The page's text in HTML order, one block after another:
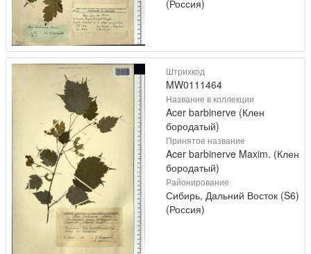
(Россия)
Штрихкод
MW0111464
Название в коллекции
Acer barbinerve (Клен
бородатый)
Принятое название
Acer barbinerve Maxim. (Клен
бородатый)
Районирование
Сибирь, Дальний Восток (S6)
(Россия)